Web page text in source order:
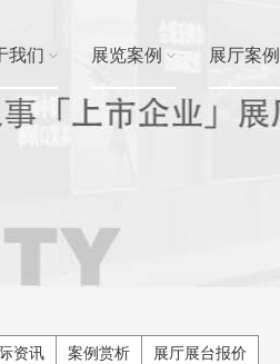
我们 展览案例 展厅案例
资讯 案例赏析 展厅展台报价